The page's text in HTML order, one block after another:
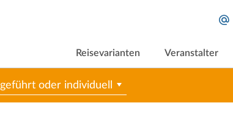
Reisevarianten Veranstalter
geführt oder individuell